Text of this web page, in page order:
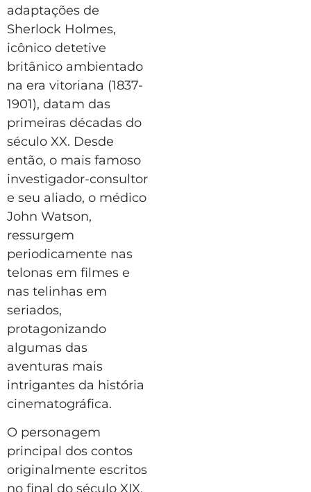
adaptações de
Sherlock Holmes,
icônico detetive
britânico ambientado
na era vitoriana (1837-
1901), datam das
primeiras décadas do
século XX. Desde
então, o mais famoso
investigador-consultor
e seu aliado, o médico
John Watson,
ressurgem
periodicamente nas
telonas em filmes e
nas telinhas em
seriados,
protagonizando
algumas das
aventuras mais
intrigantes da história
cinematográfica.
O personagem
principal dos contos
originalmente escritos
no final do século XIX,